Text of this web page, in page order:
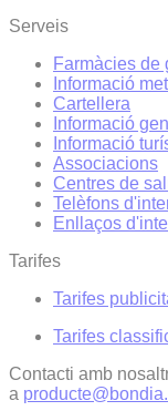
Serveis
Farmàcies de
Informació
Cartellera
Informació
Informació
Associacions
Centres de
Telèfons
Enllaços
Tarifes
Tarifes
Tarifes
Contacti amb
a